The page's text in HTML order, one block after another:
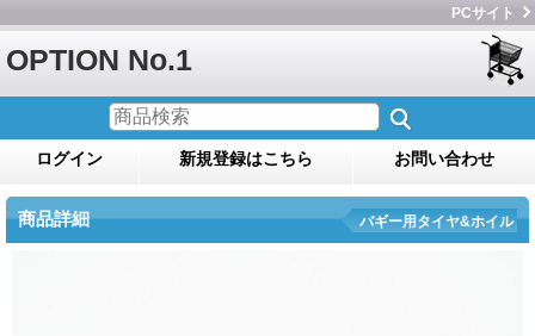
PCサイト
OPTION No.1
ログイン 新規登録はこちら お問い合わせ
商品詳細 バギー用タイヤ&ホイル